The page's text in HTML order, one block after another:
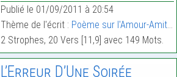
Publié le 01/09/2011 à 20:54
Thème de l'écrit : Poème sur l'Amour-Amitié
2 Strophes, 20 Vers [11,9] avec 149 Mots.
L’Erreur D’Une Soirée